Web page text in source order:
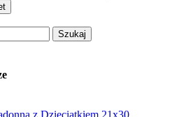
Szukaj